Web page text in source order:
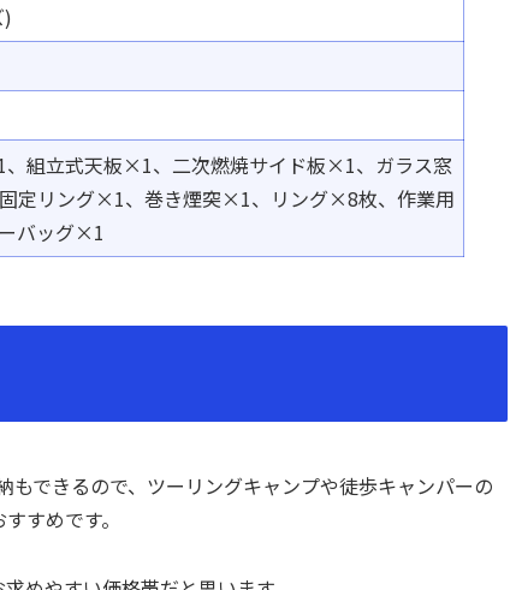
、組立式天板×1、二次燃焼サイド板×1、 ガラス窓
定リング×1、巻き煙突×1、 リング×8枚、作業用
バッグ×1
もできるので、ツーリングキャンプや徒歩キャンパーの
すめです。